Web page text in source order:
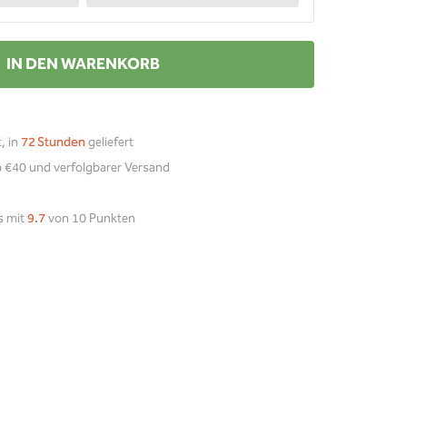
IN DEN WARENKORB
in 72 Stundengeliefert
€40 und verfolgbarer Versand
mit9.7von 10 Punkten